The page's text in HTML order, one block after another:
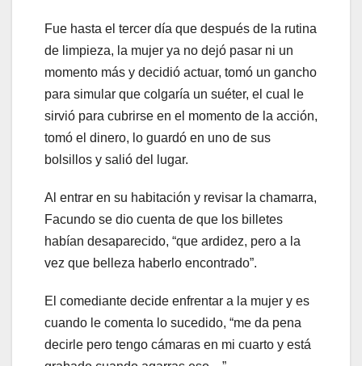
Fue hasta el tercer día que después de la rutina
de limpieza, la mujer ya no dejó pasar ni un
momento más y decidió actuar, tomó un gancho
para simular que colgaría un suéter, el cual le
sirvió para cubrirse en el momento de la acción,
tomó el dinero, lo guardó en uno de sus
bolsillos y salió del lugar.
Al entrar en su habitación y revisar la chamarra,
Facundo se dio cuenta de que los billetes
habían desaparecido, “que ardidez, pero a la
vez que belleza haberlo encontrado”.
El comediante decide enfrentar a la mujer y es
cuando le comenta lo sucedido, “me da pena
decirle pero tengo cámaras en mi cuarto y está